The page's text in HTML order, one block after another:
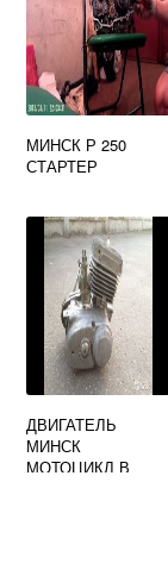
МИНСК Р 250
СТАРТЕР
ДВИГАТЕЛЬ
МИНСК
МОТОЦИКЛ В